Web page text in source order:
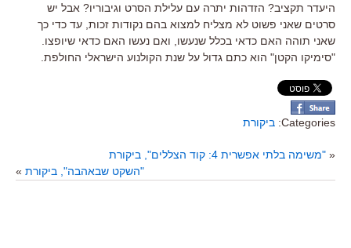
היעדר תקציב? הזדהות יתרה עם עלילת הסרט וגיבוריו? אבל יש
סרטים שאני פשוט לא מצליח למצוא בהם נקודות זכות, עד כדי כך
שאני תוהה האם כדאי בכלל שנעשו, ואם נעשו האם כדאי שיופצו.
"סימיקו הקטן" הוא כתם גדול על שנת הקולנוע הישראלי החולפת.
Categories: ביקורת
« "משימה בלתי אפשרית 4: קוד הצללים", ביקורת
"השקט שבאהבה", ביקורת »